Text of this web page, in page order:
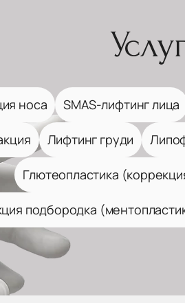
носа SMAS-лифтинг лица
Лифтинг груди
Глютеопластика
подбородка